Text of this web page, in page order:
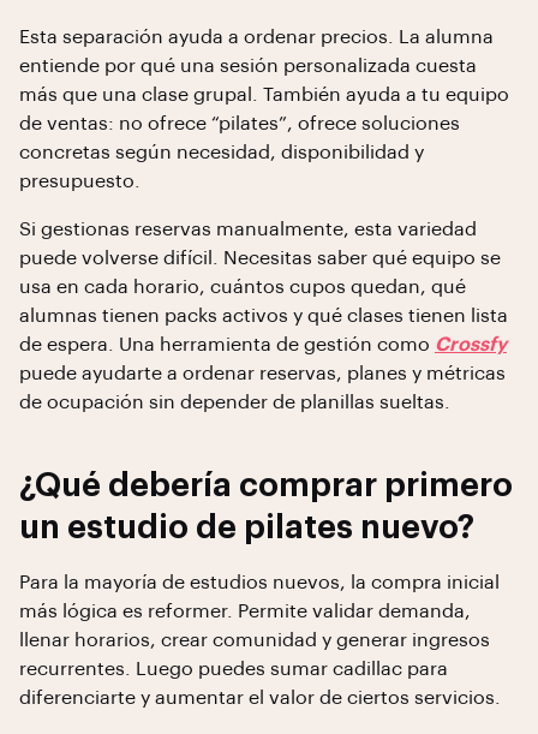
Esta separación ayuda a ordenar precios. La alumna
entiende por qué una sesión personalizada cuesta
más que una clase grupal. También ayuda a tu equipo
de ventas: no ofrece “pilates”, ofrece soluciones
concretas según necesidad, disponibilidad y
presupuesto.
Si gestionas reservas manualmente, esta variedad
puede volverse difícil. Necesitas saber qué equipo se
usa en cada horario, cuántos cupos quedan, qué
alumnas tienen packs activos y qué clases tienen lista
de espera. Una herramienta de gestión como Crossfy
puede ayudarte a ordenar reservas, planes y métricas
de ocupación sin depender de planillas sueltas.
¿Qué debería comprar primero
un estudio de pilates nuevo?
Para la mayoría de estudios nuevos, la compra inicial
más lógica es reformer. Permite validar demanda,
llenar horarios, crear comunidad y generar ingresos
recurrentes. Luego puedes sumar cadillac para
diferenciarte y aumentar el valor de ciertos servicios.